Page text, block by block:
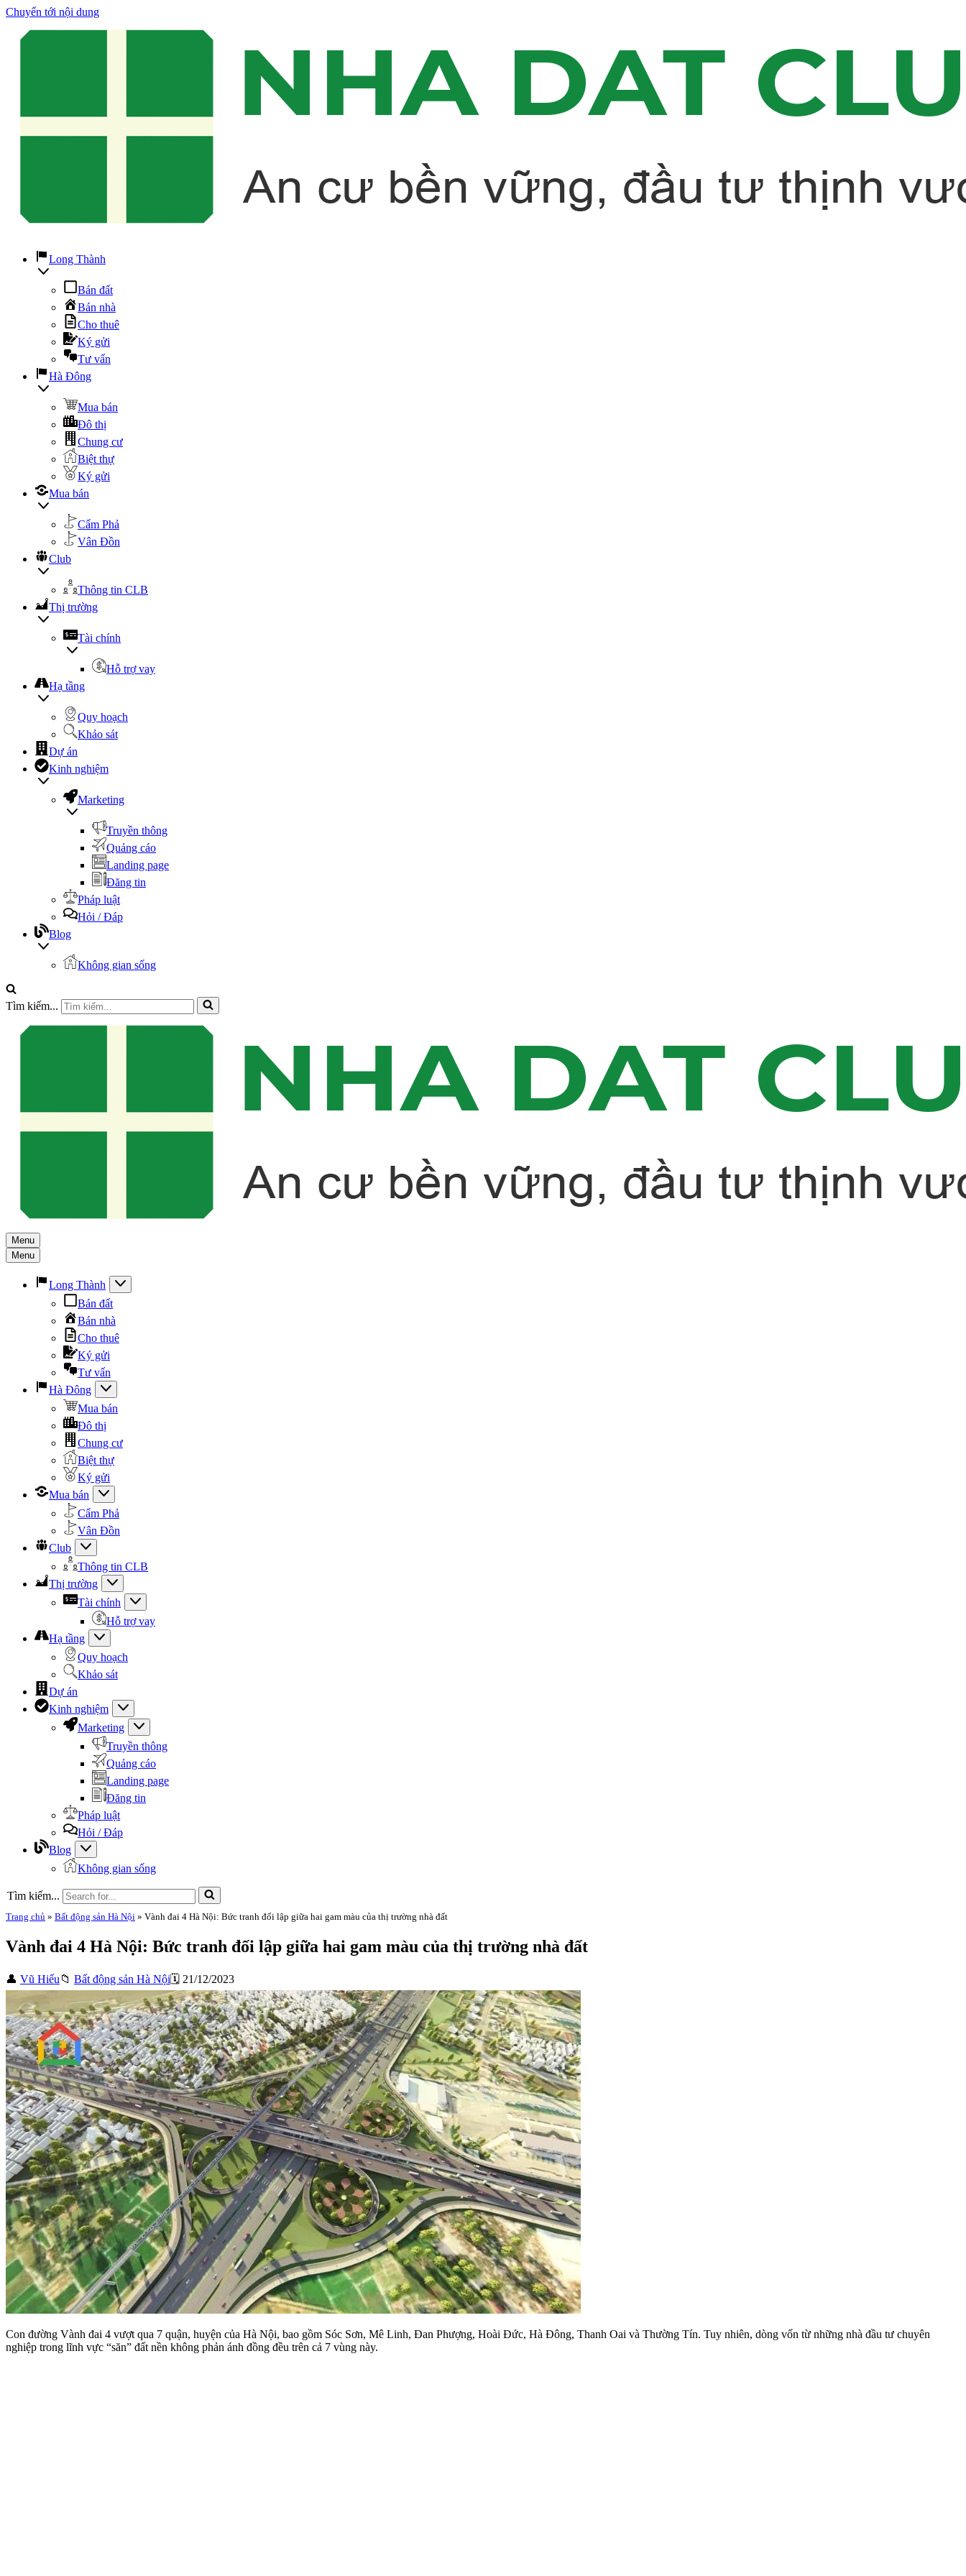
Chuyển tới nội dung
Long Thành
Bán đất
Bán nhà
Cho thuê
Ký gửi
Tư vấn
Hà Đông
Mua bán
Đô thị
Chung cư
Biệt thự
Ký gửi
Mua bán
Cẩm Phả
Vân Đồn
Club
Thông tin CLB
Thị trường
Tài chính
Hỗ trợ vay
Hạ tầng
Quy hoạch
Khảo sát
Dự án
Kinh nghiệm
Marketing
Truyền thông
Quảng cáo
Landing page
Đăng tin
Pháp luật
Hỏi / Đáp
Blog
Không gian sống
Tìm kiếm...
Menu
Menu
Long Thành
Bán đất
Bán nhà
Cho thuê
Ký gửi
Tư vấn
Hà Đông
Mua bán
Đô thị
Chung cư
Biệt thự
Ký gửi
Mua bán
Cẩm Phả
Vân Đồn
Club
Thông tin CLB
Thị trường
Tài chính
Hỗ trợ vay
Hạ tầng
Quy hoạch
Khảo sát
Dự án
Kinh nghiệm
Marketing
Truyền thông
Quảng cáo
Landing page
Đăng tin
Pháp luật
Hỏi / Đáp
Blog
Không gian sống
Tìm kiếm...
Trang chủ » Bất động sản Hà Nội » Vành đai 4 Hà Nội: Bức tranh đối lập giữa hai gam màu của thị trường nhà đất
Vành đai 4 Hà Nội: Bức tranh đối lập giữa hai gam màu của thị trường nhà đất
👤 Vũ Hiếu 📁 Bất động sản Hà Nội🗓️ 21/12/2023
Con đường Vành đai 4 vượt qua 7 quận, huyện của Hà Nội, bao gồm Sóc Sơn, Mê Linh, Đan Phượng, Hoài Đức, Hà Đông, Thanh Oai và Thường Tín. Tuy nhiên, dòng vốn từ những nhà đầu tư chuyên
nghiệp trong lĩnh vực “săn” đất nền không phản ánh đồng đều trên cả 7 vùng này.